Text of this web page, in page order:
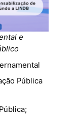
e
Pública